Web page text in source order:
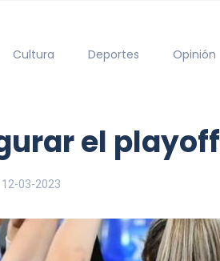
Cultura Deportes Opinión
el playoff
12-03-2023